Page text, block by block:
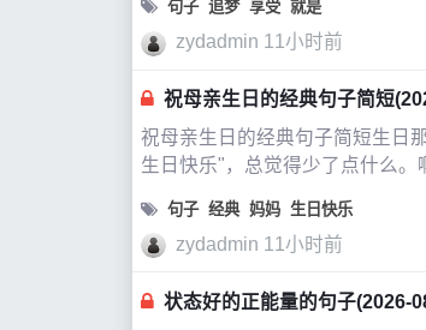
句子 追梦 享受 就是
zydadmin 11小时前
祝母亲生日的经典句子简短
祝母亲生日的经典句子简短生日
生日快乐"，总觉得少了点什么
句子 经典 妈妈 生日快乐
zydadmin 11小时前
状态好的正能量的句子(2026-